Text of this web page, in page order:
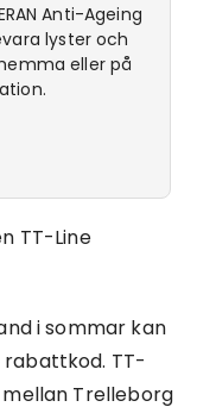
Anti-Ageing
lyster och
eller på
i sommar kan
rabattkod. TT-
Trelleborg